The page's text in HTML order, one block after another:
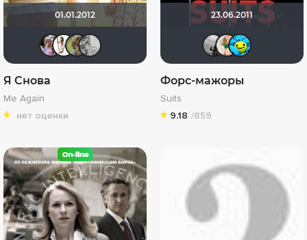
01.01.2012
А кто же ещё?
Я Снова
Me Again
нет оценки
23.06.2011
Форс-мажоры
Suits
9.18 /859